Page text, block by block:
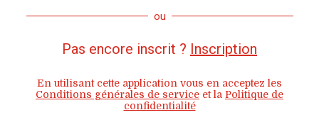
ou
Pas encore inscrit ? Inscription
En utilisant cette application vous en acceptez les
Conditions générales de service et la Politique de
confidentialité